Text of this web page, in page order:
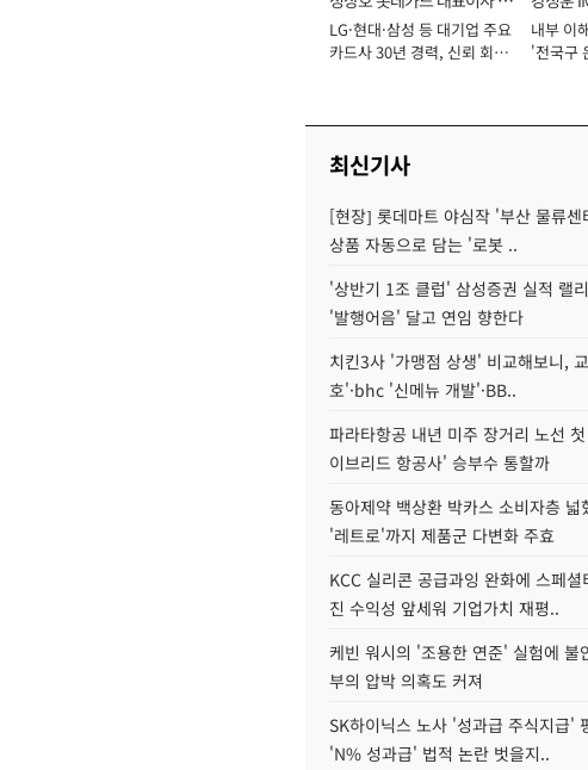
장
LG·현대·삼성 등 대기업 주요
카드사 30년 경력, 신뢰 회복
내부 이
'전국구
최신기사
[현장] 롯데마트 야심작 '부산 물류센
상품 자동으로 담는 '로봇 ..
'상반기 1조 클럽' 삼성증권 실적 랠
'발행어음' 달고 연임 향한다
치킨3사 '가맹점 상생' 비교해보니,
호'·bhc '신메뉴 개발'·BB..
파라타항공 내년 미주 장거리 노선
이브리드 항공사' 승부수 통할까
동아제약 백상환 박카스 소비자층
'레트로'까지 제품군 다변화 주효
KCC 실리콘 공급과잉 완화에 스페
진 수익성 앞세워 기업가치 재평..
케빈 워시의 '조용한 연준' 실험에 불
부의 압박 의혹도 커져
SK하이닉스 노사 '성과급 주식지급'
'N% 성과급' 법적 논란 벗을지..